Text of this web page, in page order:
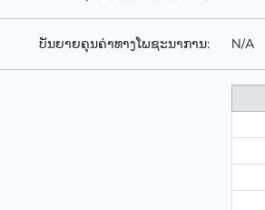
ບັນຍາຍຄຸນຄ່າທາງໂພຊະນາການ: N/A